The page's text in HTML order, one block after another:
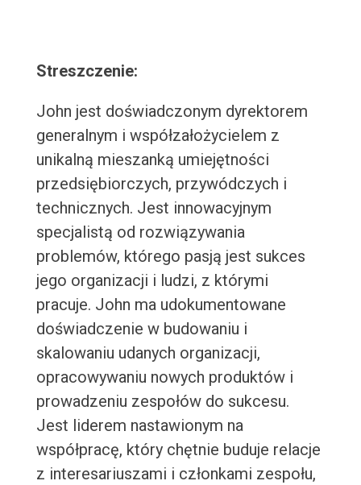
Streszczenie:
John jest doświadczonym dyrektorem
generalnym i współzałożycielem z
unikalną mieszanką umiejętności
przedsiębiorczych, przywódczych i
technicznych. Jest innowacyjnym
specjalistą od rozwiązywania
problemów, którego pasją jest sukces
jego organizacji i ludzi, z którymi
pracuje. John ma udokumentowane
doświadczenie w budowaniu i
skalowaniu udanych organizacji,
opracowywaniu nowych produktów i
prowadzeniu zespołów do sukcesu.
Jest liderem nastawionym na
współpracę, który chętnie buduje relacje
z interesariuszami i członkami zespołu,